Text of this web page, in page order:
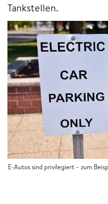
Tankstellen.
E-Autos sind privilegiert – zum